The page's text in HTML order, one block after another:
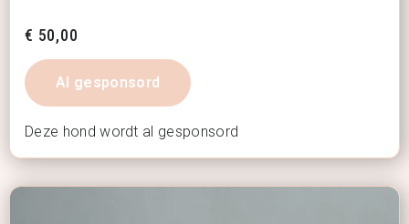
€ 50,00
Al gesponsord
Deze hond wordt al gesponsord